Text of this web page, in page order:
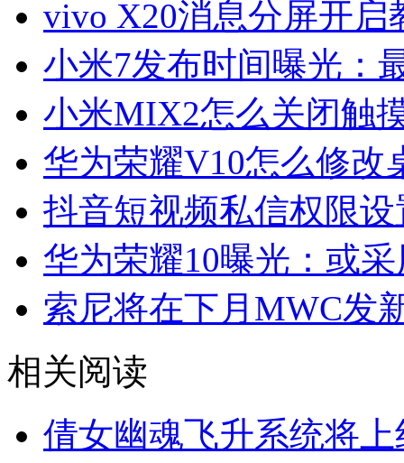
vivo X20消息分屏开启
小米7发布时间曝光：
小米MIX2怎么关闭触
华为荣耀V10怎么修改
抖音短视频私信权限
华为荣耀10曝光：或
索尼将在下月MWC发
相关阅读
倩女幽魂飞升系统将